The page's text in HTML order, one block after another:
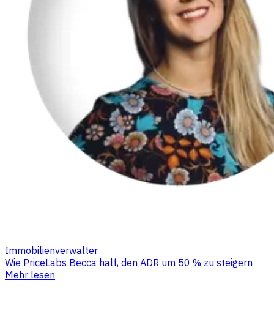
Immobilienverwalter
Wie PriceLabs Becca half, den ADR um 50 % zu steigern
Mehr lesen